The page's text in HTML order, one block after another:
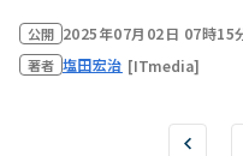
公開 2025年07月02日 07時15
著者 塩田宏治 [ITmedia]